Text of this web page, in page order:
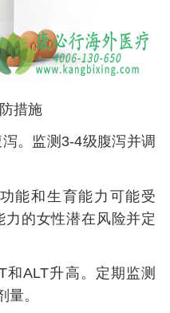
措施
。监测3-4级腹泻并调
和生育能力可能受
的女性潜在风险并定
ALT升高。定期监测
。